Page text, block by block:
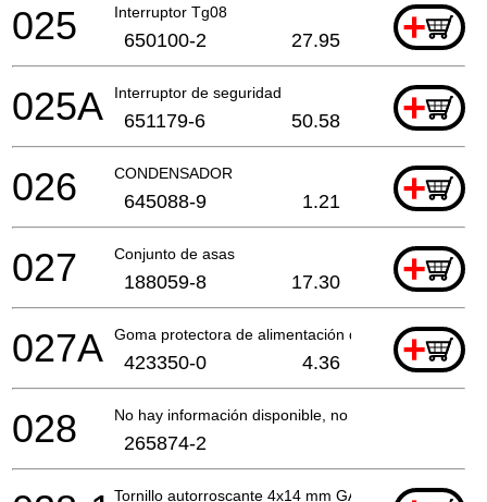
Interruptor Tg08 +
025 650100-2 27.95
Interruptor de seguridad +
025A 651179-6 50.58
CONDENSADOR +
026 645088-9 1.21
Conjunto de asas +
027 188059-8 17.30
Goma protectora de alimentación de alambre
+
027A 423350-0 4.36
No hay información disponible, no se puede pedir
028 265874-2
Tornillo autorroscante 4x14 mm GA9070Y A